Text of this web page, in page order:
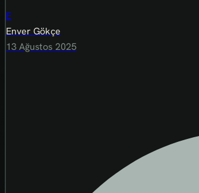
E
Enver Gökçe
13 Ağustos 2025